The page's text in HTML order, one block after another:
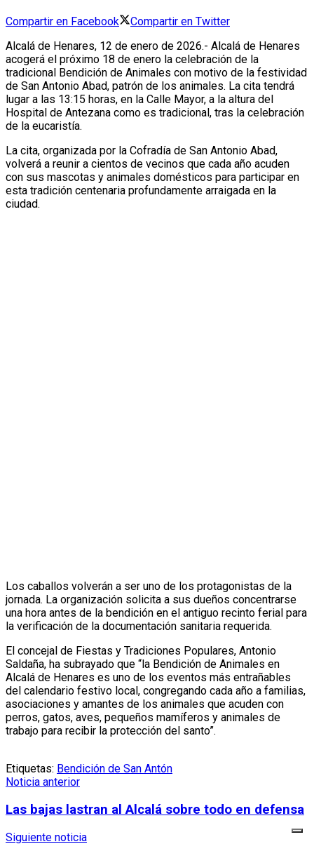
Compartir en Facebook
Compartir en Twitter
Alcalá de Henares, 12 de enero de 2026.- Alcalá de Henares
acogerá el próximo 18 de enero la celebración de la
tradicional Bendición de Animales con motivo de la festividad
de San Antonio Abad, patrón de los animales. La cita tendrá
lugar a las 13:15 horas, en la Calle Mayor, a la altura del
Hospital de Antezana como es tradicional, tras la celebración
de la eucaristía.
La cita, organizada por la Cofradía de San Antonio Abad,
volverá a reunir a cientos de vecinos que cada año acuden
con sus mascotas y animales domésticos para participar en
esta tradición centenaria profundamente arraigada en la
ciudad.
Los caballos volverán a ser uno de los protagonistas de la
jornada. La organización solicita a sus dueños concentrarse
una hora antes de la bendición en el antiguo recinto ferial para
la verificación de la documentación sanitaria requerida.
El concejal de Fiestas y Tradiciones Populares, Antonio
Saldaña, ha subrayado que “la Bendición de Animales en
Alcalá de Henares es uno de los eventos más entrañables
del calendario festivo local, congregando cada año a familias,
asociaciones y amantes de los animales que acuden con
perros, gatos, aves, pequeños mamíferos y animales de
trabajo para recibir la protección del santo”.
Etiquetas: Bendición de San Antón
Noticia anterior
Las bajas lastran al Alcalá sobre todo en defensa
Siguiente noticia